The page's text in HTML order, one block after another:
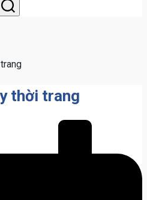
thời trang